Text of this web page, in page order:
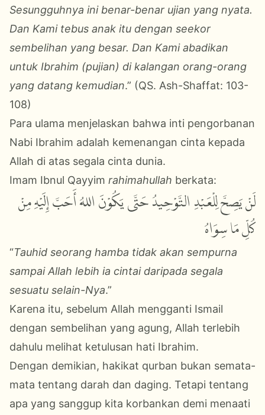
Sesungguhnya ini benar-benar ujian yang nyata.
Dan Kami tebus anak itu dengan seekor
sembelihan yang besar. Dan Kami abadikan
untuk Ibrahim (pujian) di kalangan orang-orang
yang datang kemudian.” (QS. Ash-Shaffat: 103-
108)
Para ulama menjelaskan bahwa inti pengorbanan
Nabi Ibrahim adalah kemenangan cinta kepada
Allah di atas segala cinta dunia.
Imam Ibnul Qayyim rahimahullah berkata:
لَنْ يَصِحَّ لِلْعَبْدِ التَّوْحِيدُ حَتَّى يَكُوْنَ اللهُ أَحَبَّ إِلَيْهِ مِنْ
كُلِّ مَا سِوَاهُ
“Tauhid seorang hamba tidak akan sempurna
sampai Allah lebih ia cintai daripada segala
sesuatu selain-Nya.”
Karena itu, sebelum Allah mengganti Ismail
dengan sembelihan yang agung, Allah terlebih
dahulu melihat ketulusan hati Ibrahim.
Dengan demikian, hakikat qurban bukan semata-
mata tentang darah dan daging. Tetapi tentang
apa yang sanggup kita korbankan demi menaati